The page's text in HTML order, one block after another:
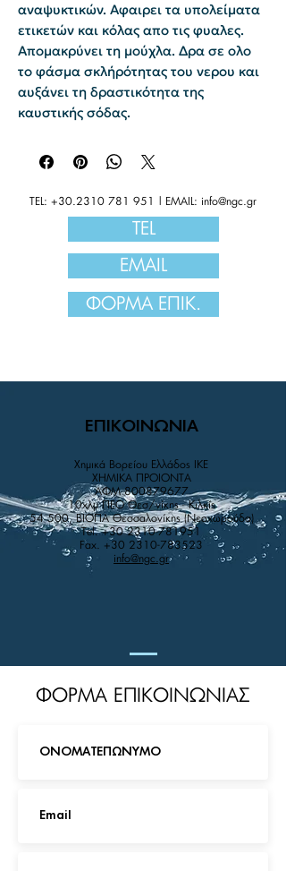
αναψυκτικών. Αφαιρει τα υπολείματα
ετικετών και κόλας απο τις φυαλες.
Απομακρύνει τη μούχλα. Δρα σε ολο
το φάσμα σκλήρότητας του νερου και
αυξάνει τη δραστικότητα της
καυστικής σόδας.
TEL: +30.2310 781 951 | EMAIL: info@ngc.gr
TEL
EMAIL
ΦΟΡΜΑ ΕΠΙΚ.
Χημικά Βορείου Ελλάδος IKE
XHMIKA ΠPOIONTA
AΦM800879677
10χλμ ΠΕΟ Θεσ/νίκης - Κιλκίς
54 500, ΒΙΟΠΑ Θεσσαλονίκης (Νεοχωρούδα)
Tel.+30 2310-781951
Fax. +30 2310-783523
info@ngc.gr
ΕΠΙΚΟΙΝΩΝΙΑ
ΦΟΡΜΑ ΕΠΙΚΟΙΝΩΝΙΑΣ